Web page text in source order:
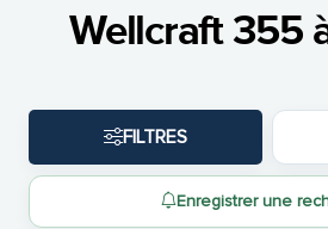
Wellcraft 355
FILTRES
Enregistrer une